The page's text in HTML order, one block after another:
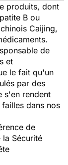
produits, dont
B ou
Caijing,
de
et
le fait qu'un
par des
s'en rendent
dans nos
de
Sécurité